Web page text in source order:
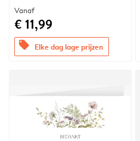
Vanaf
€ 11,99
offers Elke dag lage prijzen